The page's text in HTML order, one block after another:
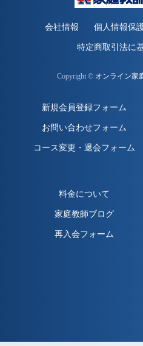
会社情報 個人情報保
特定商取引法に
Copyright © オンライン家
新規会員登録フォーム
お問い合わせフォーム
コース変更・退会フォーム
料金について
家庭教師ブログ
再入会フォーム